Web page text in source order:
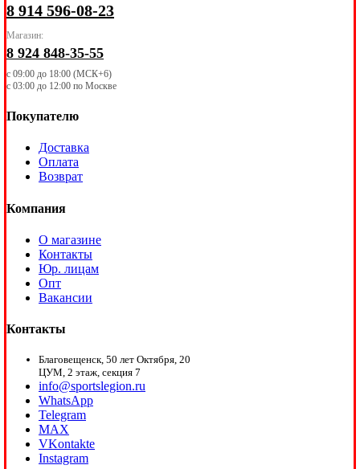
8 914 596-08-23
Магазин:
8 924 848-35-55
с 09:00 до 18:00 (МСК+6)
с 03:00 до 12:00 по Москве
Покупателю
Доставка
Оплата
Возврат
Компания
О магазине
Контакты
Юр. лицам
Опт
Вакансии
Контакты
Благовещенск, 50 лет Октября, 20
ЦУМ, 2 этаж, секция 7
info@sportslegion.ru
WhatsApp
Telegram
MAX
VKontakte
Instagram